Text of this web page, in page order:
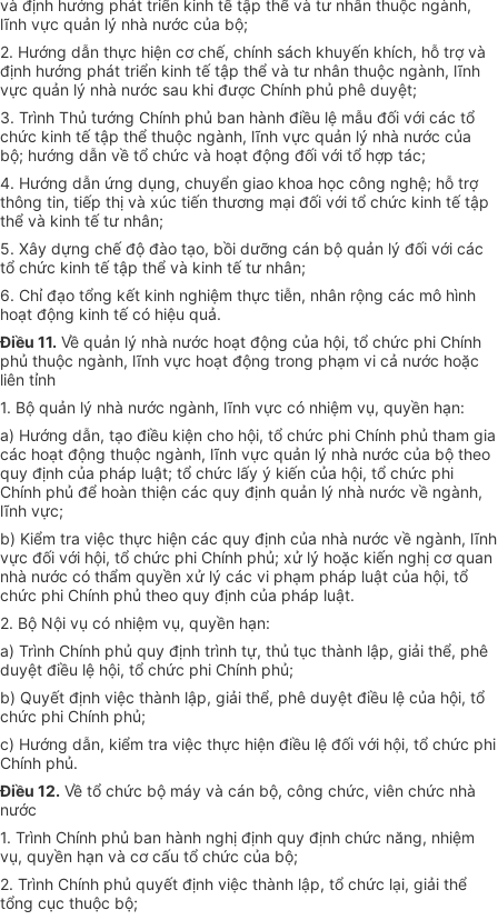
và định hướng phát triển kinh tế tập thể và tư nhân thuộc ngành,
lĩnh vực quản lý nhà nước của bộ;
2. Hướng dẫn thực hiện cơ chế, chính sách khuyến khích, hỗ trợ và
định hướng phát triển kinh tế tập thể và tư nhân thuộc ngành, lĩnh
vực quản lý nhà nước sau khi được Chính phủ phê duyệt;
3. Trình Thủ tướng Chính phủ ban hành điều lệ mẫu đối với các tổ
chức kinh tế tập thể thuộc ngành, lĩnh vực quản lý nhà nước của
bộ; hướng dẫn về tổ chức và hoạt động đối với tổ hợp tác;
4. Hướng dẫn ứng dụng, chuyển giao khoa học công nghệ; hỗ trợ
thông tin, tiếp thị và xúc tiến thương mại đối với tổ chức kinh tế tập
thể và kinh tế tư nhân;
5. Xây dựng chế độ đào tạo, bồi dưỡng cán bộ quản lý đối với các
tổ chức kinh tế tập thể và kinh tế tư nhân;
6. Chỉ đạo tổng kết kinh nghiệm thực tiễn, nhân rộng các mô hình
hoạt động kinh tế có hiệu quả.
Điều 11. Về quản lý nhà nước hoạt động của hội, tổ chức phi Chính
phủ thuộc ngành, lĩnh vực hoạt động trong phạm vi cả nước hoặc
liên tỉnh
1. Bộ quản lý nhà nước ngành, lĩnh vực có nhiệm vụ, quyền hạn:
a) Hướng dẫn, tạo điều kiện cho hội, tổ chức phi Chính phủ tham gia
các hoạt động thuộc ngành, lĩnh vực quản lý nhà nước của bộ theo
quy định của pháp luật; tổ chức lấy ý kiến của hội, tổ chức phi
Chính phủ để hoàn thiện các quy định quản lý nhà nước về ngành,
lĩnh vực;
b) Kiểm tra việc thực hiện các quy định của nhà nước về ngành, lĩnh
vực đối với hội, tổ chức phi Chính phủ; xử lý hoặc kiến nghị cơ quan
nhà nước có thẩm quyền xử lý các vi phạm pháp luật của hội, tổ
chức phi Chính phủ theo quy định của pháp luật.
2. Bộ Nội vụ có nhiệm vụ, quyền hạn:
a) Trình Chính phủ quy định trình tự, thủ tục thành lập, giải thể, phê
duyệt điều lệ hội, tổ chức phi Chính phủ;
b) Quyết định việc thành lập, giải thể, phê duyệt điều lệ của hội, tổ
chức phi Chính phủ;
c) Hướng dẫn, kiểm tra việc thực hiện điều lệ đối với hội, tổ chức phi
Chính phủ.
Điều 12. Về tổ chức bộ máy và cán bộ, công chức, viên chức nhà
nước
1. Trình Chính phủ ban hành nghị định quy định chức năng, nhiệm
vụ, quyền hạn và cơ cấu tổ chức của bộ;
2. Trình Chính phủ quyết định việc thành lập, tổ chức lại, giải thể
tổng cục thuộc bộ;